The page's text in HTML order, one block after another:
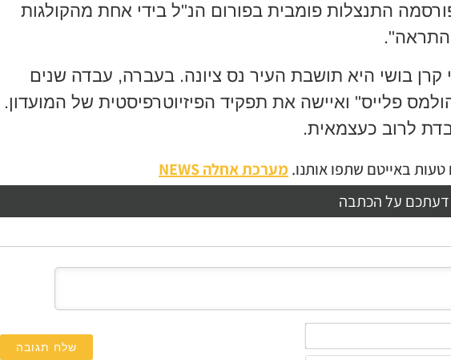
התנצלות פומבית בפורום הנ"ל בידי אחת מהקולגות
קרן בושי היא תושבת העיר נס ציונה. בעברה, עבדה שנים
פלייס" ואיישה את תפקיד הפיזיוטרפיסטית של המועדון.
לרוב כעצמאית.
באייטם שתפו אותנו. מערכת אחלה NEWS
דעתכם על הכתבה
שלך*